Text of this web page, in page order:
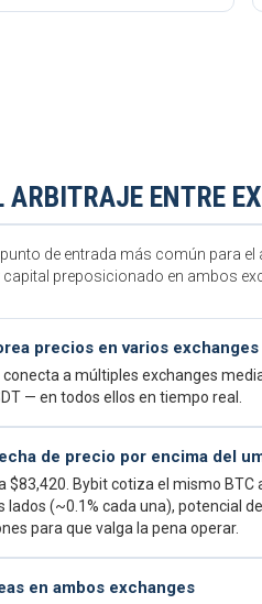
ARBITRAJE ENTRE
de entrada más común para
preposicionado en ambos
precios en varios
conecta a múltiples exchanges
— en todos ellos en tiempo real.
de precio por encima del
$83,420. Bybit cotiza el mismo
(~0.1% cada una), potencial
para que valga la pena operar.
en ambos exchanges